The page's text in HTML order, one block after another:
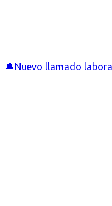
🔔Nuevo llamado